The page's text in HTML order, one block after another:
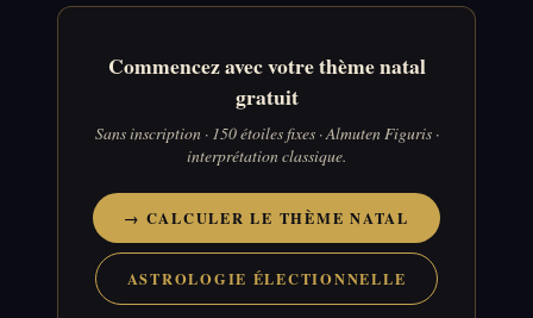
Commencez avec votre thème natal
gratuit
Sans inscription · 150 étoiles fixes · Almuten Figuris ·
interprétation classique.
→ CALCULER LE THÈME NATAL
ASTROLOGIE ÉLECTIONNELLE